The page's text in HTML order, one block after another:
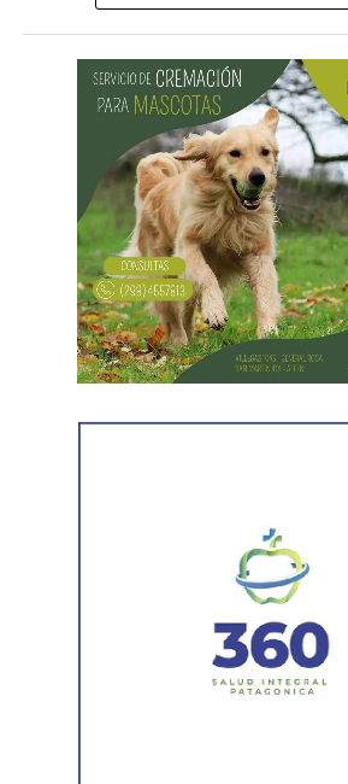
Desde Vialidad Nacional informaron
próximas semanas, el operativo de
reforzado con dos nuevas
camiones bacheadores, lo que
el ritmo de ejecución y optimizar
mantenimiento en distintos puntos
Por otra parte, el organismo avanza
sectores más deteriorados y mejorar